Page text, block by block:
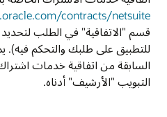
contracts/netsuite/
قسم "الاتفاقية" في الطلب لتحديد
للتطبيق على طلبك والتحكم فيه).
السابقة من اتفاقية خدمات
التبويب "الأرشيف" أدناه.